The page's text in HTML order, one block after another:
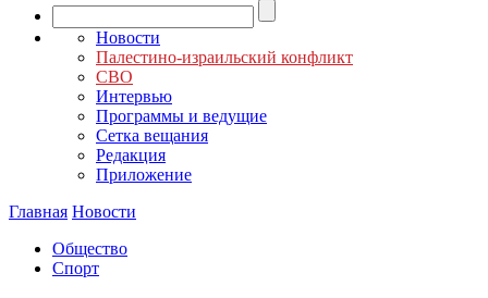
Новости
Палестино-израильский конфликт
СВО
Интервью
Программы и ведущие
Сетка вещания
Редакция
Приложение
Главная Новости
Общество
Спорт